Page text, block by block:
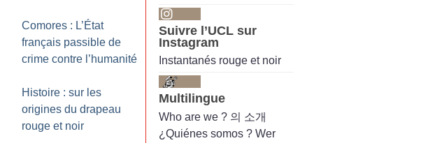
Comores : L’État
français passible de
crime contre l’humanité
Histoire : sur les
origines du drapeau
rouge et noir
Suivre l’UCL sur
Instagram
Instantanés rouge et noir
Multilingue
Who are we ? 의 소개
¿Quiénes somos ? Wer